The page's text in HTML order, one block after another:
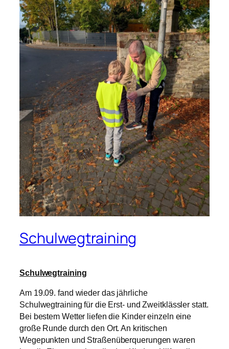
Schulwegtraining
Schulwegtraining
Am 19.09. fand wieder das jährliche
Schulwegtraining für die Erst- und Zweitklässler statt.
Bei bestem Wetter liefen die Kinder einzeln eine
große Runde durch den Ort. An kritischen
Wegepunkten und Straßenüberquerungen waren